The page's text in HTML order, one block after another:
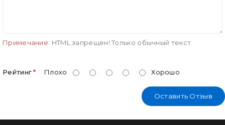
Примечание: HTML запрещен! Только обычный текст
Рейтинг Плохо Хорошо
Оставить Отзыв